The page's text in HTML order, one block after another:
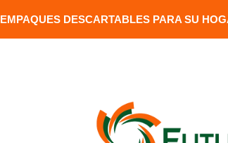
EMPAQUES DESCARTABLES PARA SU